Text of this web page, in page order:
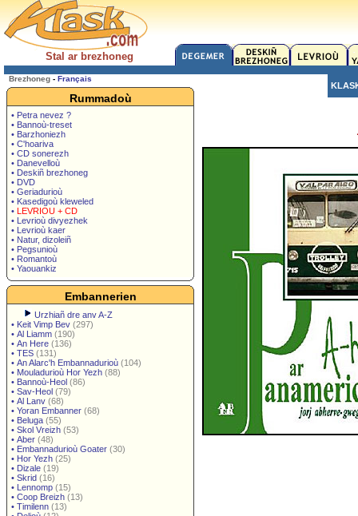
Stal ar brezhoneg
Brezhoneg - Français
Rummadoù
• Petra nevez ?
• Bannoù-treset
• Barzhoniezh
• C'hoariva
• CD sonerezh
• Danevelloù
• Deskiñ brezhoneg
• DVD
• Geriadurioù
• Kasedigoù kleweled
• LEVRIOU + CD
• Levrioù divyezhek
• Levrioù kaer
• Natur, dizoleiñ
• Pegsunioù
• Romantoù
• Yaouankiz
Embannerien
Urzhiañ dre anv A-Z
• Keit Vimp Bev (297)
• Al Liamm (190)
• An Here (136)
• TES (131)
• An Alarc'h Embannadurioù (104)
• Mouladurioù Hor Yezh (88)
• Bannoù-Heol (86)
• Sav-Heol (79)
• Al Lanv (68)
• Yoran Embanner (68)
• Beluga (55)
• Skol Vreizh (53)
• Aber (48)
• Embannadurioù Goater (30)
• Hor Yezh (25)
• Dizale (19)
• Skrid (16)
• Lennomp (15)
• Coop Breizh (13)
• Timilenn (13)